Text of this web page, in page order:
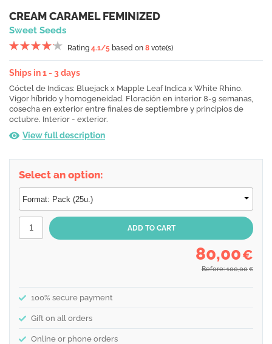
CREAM CARAMEL FEMINIZED
Sweet Seeds
Rating 4.1/5 based on 8 vote(s)
Ships in 1 - 3 days
Cóctel de Indicas: Bluejack x Mapple Leaf Indica x White Rhino.
Vigor híbrido y homogeneidad. Floración en interior 8-9 semanas,
cosecha en exterior entre finales de septiembre y principios de
octubre. Interior - exterior.
View full description
Select an option:
80,00€
Before: 100,00 €
100% secure payment
Gift on all orders
Online or phone orders